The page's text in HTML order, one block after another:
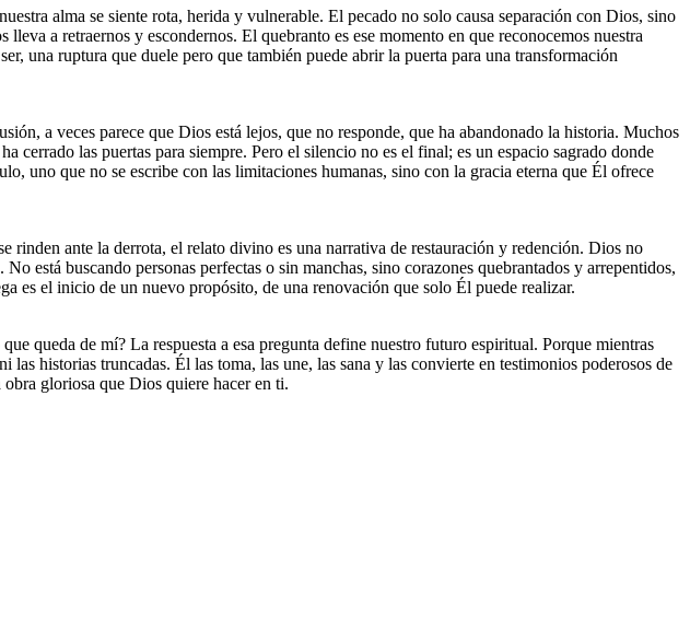
alma se siente rota, herida y vulnerable. El pecado no solo causa separación con Dios, sino
a retraernos y escondernos. El quebranto es ese momento en que reconocemos nuestra
una ruptura que duele pero que también puede abrir la puerta para una transformación
a veces parece que Dios está lejos, que no responde, que ha abandonado la historia. Muchos
cerrado las puertas para siempre. Pero el silencio no es el final; es un espacio sagrado donde
uno que no se escribe con las limitaciones humanas, sino con la gracia eterna que Él ofrece
rinden ante la derrota, el relato divino es una narrativa de restauración y redención. Dios no
está buscando personas perfectas o sin manchas, sino corazones quebrantados y arrepentidos,
es el inicio de un nuevo propósito, de una renovación que solo Él puede realizar.
queda de mí? La respuesta a esa pregunta define nuestro futuro espiritual. Porque mientras
historias truncadas. Él las toma, las une, las sana y las convierte en testimonios poderosos de
gloriosa que Dios quiere hacer en ti.